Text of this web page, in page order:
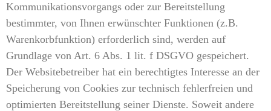
Kommunikationsvorgangs oder zur Bereitstellung
bestimmter, von Ihnen erwünschter Funktionen (z.B.
Warenkorbfunktion) erforderlich sind, werden auf
Grundlage von Art. 6 Abs. 1 lit. f DSGVO gespeichert.
Der Websitebetreiber hat ein berechtigtes Interesse an der
Speicherung von Cookies zur technisch fehlerfreien und
optimierten Bereitstellung seiner Dienste. Soweit andere